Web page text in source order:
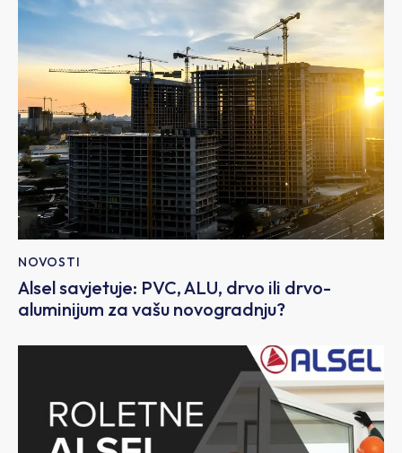
NOVOSTI
Alsel savjetuje: PVC, ALU, drvo ili drvo-
aluminijum za vašu novogradnju?